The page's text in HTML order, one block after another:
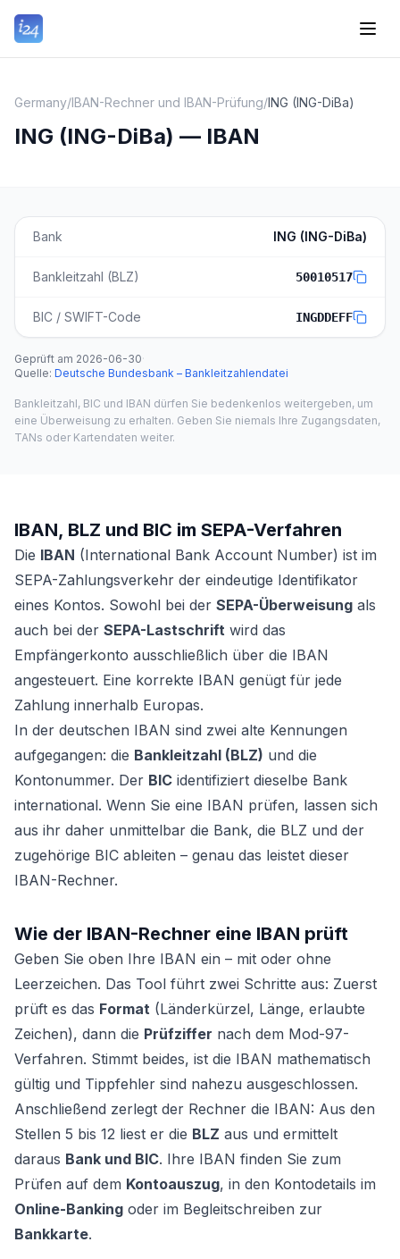
Germany/IBAN-Rechner und IBAN-Prüfung/ING (ING-DiBa)
ING (ING-DiBa) — IBAN
Bank ING (ING-DiBa)
Bankleitzahl (BLZ) 50010517
BIC / SWIFT-Code INGDDEFF
Geprüft am 2026-06-30·
Quelle: Deutsche Bundesbank – Bankleitzahlendatei
Bankleitzahl, BIC und IBAN dürfen Sie bedenkenlos weitergeben, um
eine Überweisung zu erhalten. Geben Sie niemals Ihre Zugangsdaten,
TANs oder Kartendaten weiter.
IBAN, BLZ und BIC im SEPA-Verfahren
Die IBAN (International Bank Account Number) ist im
SEPA-Zahlungsverkehr der eindeutige Identifikator
eines Kontos. Sowohl bei der SEPA-Überweisung als
auch bei der SEPA-Lastschrift wird das
Empfängerkonto ausschließlich über die IBAN
angesteuert. Eine korrekte IBAN genügt für jede
Zahlung innerhalb Europas.
In der deutschen IBAN sind zwei alte Kennungen
aufgegangen: die Bankleitzahl (BLZ) und die
Kontonummer. Der BIC identifiziert dieselbe Bank
international. Wenn Sie eine IBAN prüfen, lassen sich
aus ihr daher unmittelbar die Bank, die BLZ und der
zugehörige BIC ableiten – genau das leistet dieser
IBAN-Rechner.
Wie der IBAN-Rechner eine IBAN prüft
Geben Sie oben Ihre IBAN ein – mit oder ohne
Leerzeichen. Das Tool führt zwei Schritte aus: Zuerst
prüft es das Format (Länderkürzel, Länge, erlaubte
Zeichen), dann die Prüfziffer nach dem Mod-97-
Verfahren. Stimmt beides, ist die IBAN mathematisch
gültig und Tippfehler sind nahezu ausgeschlossen.
Anschließend zerlegt der Rechner die IBAN: Aus den
Stellen 5 bis 12 liest er die BLZ aus und ermittelt
daraus Bank und BIC. Ihre IBAN finden Sie zum
Prüfen auf dem Kontoauszug, in den Kontodetails im
Online-Banking oder im Begleitschreiben zur
Bankkarte.